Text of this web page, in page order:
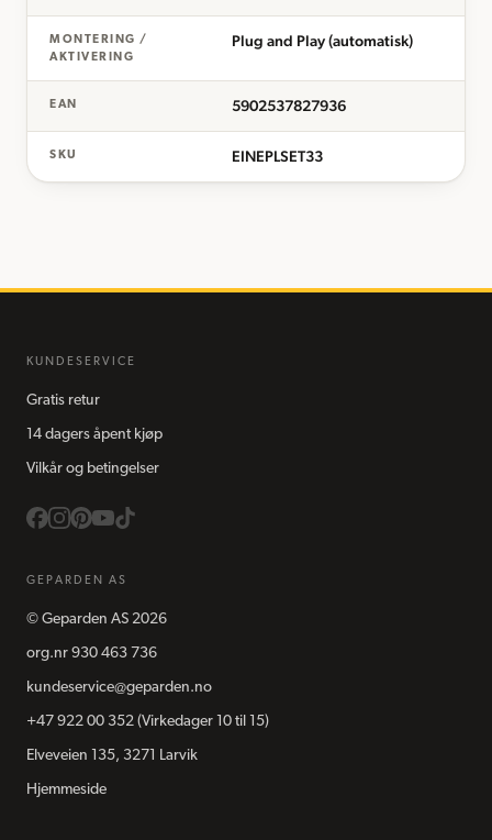
MONTERING /
AKTIVERING
Plug and Play (automatisk)
EAN 5902537827936
SKU EINEPLSET33
KUNDESERVICE
Gratis retur
14 dagers åpent kjøp
Vilkår og betingelser
GEPARDEN AS
© Geparden AS 2026
org.nr 930 463 736
kundeservice@geparden.no
+47 922 00 352 (Virkedager 10 til 15)
Elveveien 135, 3271 Larvik
Hjemmeside